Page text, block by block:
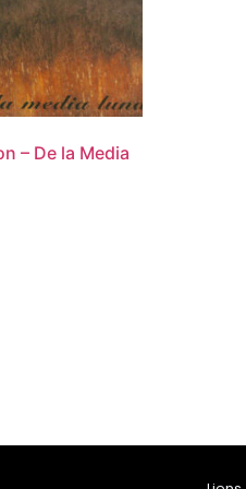
– De la Media